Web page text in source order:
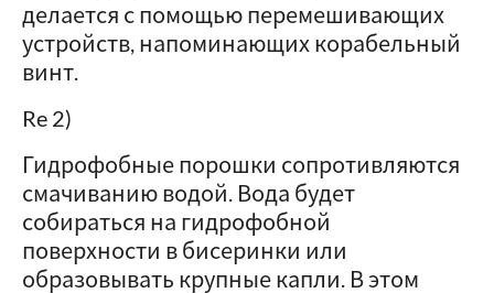
делается с помощью перемешивающих
устройств, напоминающих корабельный
винт.
Re 2)
Гидрофобные порошки сопротивляются
смачиванию водой. Вода будет
собираться на гидрофобной
поверхности в бисеринки или
образовывать крупные капли. В этом